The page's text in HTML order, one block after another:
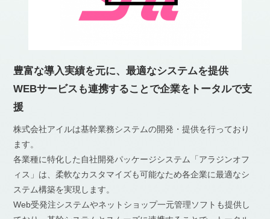
豊富な導入実績を元に、最適なシステムを提供
WEBサービスも連携することで企業をトータルで支
援
株式会社アイルは基幹業務システムの開発・提供を行っており
ます。
各業種に特化した自社開発パッケージシステム「アラジンオフ
ィス」は、柔軟なカスタマイズも可能なため各企業に最適なシ
ステム構築を実現します。
Web受発注システムやネットショップ一元管理ソフトも提供し